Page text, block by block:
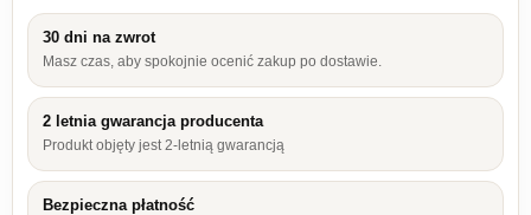
30 dni na zwrot
Masz czas, aby spokojnie ocenić zakup po dostawie.
2 letnia gwarancja producenta
Produkt objęty jest 2-letnią gwarancją
Bezpieczna płatność